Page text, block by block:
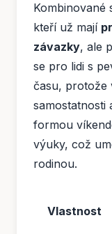
Kombinované
kteří už mají
závazky, ale
se pro lidi s
času, protože
samostatnosti
formou
výuky, což
rodinou.
Vlastnost